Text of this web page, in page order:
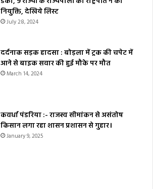
नियुक्ति, देखिये लिस्ट
July 28, 2024
दर्दनाक सड़क हादसा : बोड़ला में ट्रक की चपेट में
आने से बाइक सवार की हुई मौके पर मौत
March 14, 2024
कवर्धा पंडरिया :- राजस्व सीमांकन से असंतोष
किसान लगा रहा शासन प्रशासन से गुहार।
January 9, 2025